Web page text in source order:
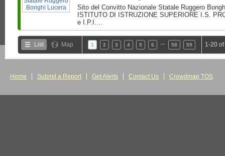
Sito del Convitto Nazionale Statale Ruggero
ISTITUTO DI ISTRUZIONE SUPERIORE I.S.
e I.P.I....
List Map 1 2 3 4 5 6 58 59 1-20
Home Submit a Report Get Alerts Contact Us Crowdmap TOS